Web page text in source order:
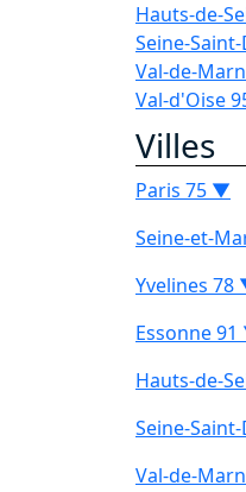
Hauts-de-
Seine-
Val-de-
Val-d'Oise
Villes
Paris 75 ▼
Seine-et-
Yvelines 78
Essonne
Hauts-de-
Seine-
Val-de-